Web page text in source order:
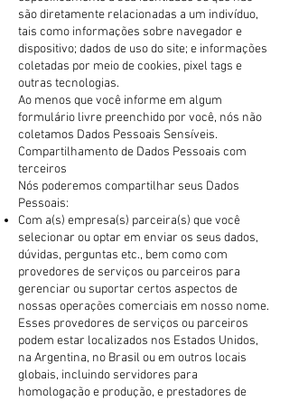
são diretamente relacionadas a um indivíduo,
tais como informações sobre navegador e
dispositivo; dados de uso do site; e informações
coletadas por meio de cookies, pixel tags e
outras tecnologias.
Ao menos que você informe em algum
formulário livre preenchido por você, nós não
coletamos Dados Pessoais Sensíveis.
Compartilhamento de Dados Pessoais com
terceiros
Nós poderemos compartilhar seus Dados
Pessoais:
Com a(s) empresa(s) parceira(s) que você
selecionar ou optar em enviar os seus dados,
dúvidas, perguntas etc., bem como com
provedores de serviços ou parceiros para
gerenciar ou suportar certos aspectos de
nossas operações comerciais em nosso nome.
Esses provedores de serviços ou parceiros
podem estar localizados nos Estados Unidos,
na Argentina, no Brasil ou em outros locais
globais, incluindo servidores para
homologação e produção, e prestadores de